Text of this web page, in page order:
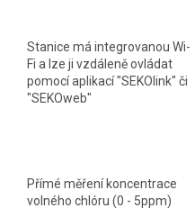
Stanice má integrovanou Wi-
Fi a lze ji vzdáleně ovládat
pomocí aplikací "SEKOlink" či
"SEKOweb"
Přímé měření koncentrace
volného chlóru (0 - 5ppm)